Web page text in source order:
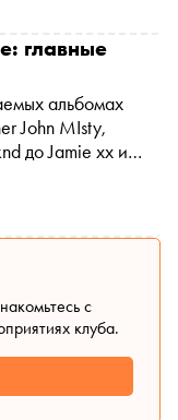
главные
альбомах
John MIsty,
до Jamie xx и
с
клуба.